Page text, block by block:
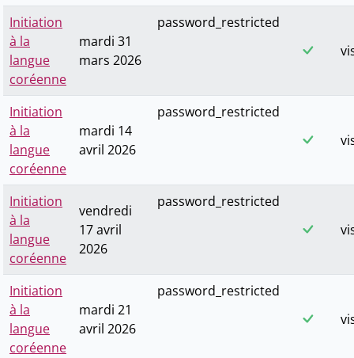
Initiation
à la
langue
coréenne
mardi 31
mars 2026
password_restricted
Initiation
à la
langue
coréenne
mardi 14
avril 2026
password_restricted
Initiation
à la
langue
coréenne
vendredi
17 avril
2026
password_restricted
Initiation
à la
langue
coréenne
mardi 21
avril 2026
password_restricted